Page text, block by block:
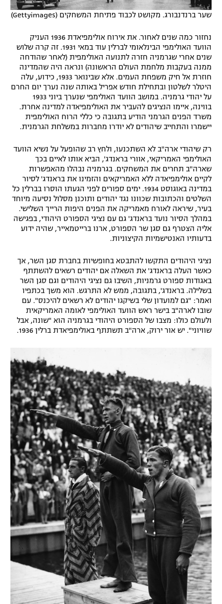
שער ברנדנבורג. מקושט לכבוד פתיחת המשחקים (Gettyimages)
נחזור כמה שנים לאחור. את אירוח אולימפיאדת 1936 העניק
הוועד האולימפי הבינלאומי לברלין עוד במאי 1931. זה קרה שלוש
שנים אחרי שגרמניה חזרה לתנועה האולימפית (לאחר שהודחה
ממנה בעקבות מלחמת העולם הראשונה) ונראה היה שהמדינה
חוזרת אל חיק משפחת העמים. אלא שבינואר 1933, כידוע, עלה
היטלר לשלטון ובתחילת חודש אפריל באותה שנה נערך יום החרם
על יהודי גרמניה. במושב הוועד האולימפי שנערך ביוני 1933
בווינה, איימו הנציגים להעביר את האולימפיאדה למדינה אחרת.
משרד הפנים הגרמני הודיע בתגובה כי כללי הרוח האולימפית
יישמרו והתחייב שיהודים לא יודרו מחברות במשלחת הגרמנית.
רק שיהודי ארה"ב לא השתכנעו, ולחץ רב שהופעל על נשיא הוועד
האולימפי האמריקאי, אוורי בראנדג', הביא אותו לאיים בכך
שארה"ב תחרים את המשחקים. בגרמניה נבהלו מהאפשרות
לקיים אולימפיאדה ללא האמריקאים והזמינו את בראנדג' לסיור
במדינה באוגוסט 1934. ימים ספורים לפני הגעתו הוסרו בברלין כל
השלטים והכתובות שכוונו נגד יהודים ותוכנן מסלול נסיעה מיוחד
בעיר, שיראה לאורח מאמריקה את הפנים היפות הרייך השלישי.
במהלך הסיור נועד בראנדג' גם עם נציגי הספורט היהודי, בפגישה
אליה הצטרף גם סגן שר הספורט, ארנו ברייטמאייר, שהיה ידוע
בדעותיו האנטישמיות הקיצוניות.
נציגי היהודים התקשו להתבטא בחופשיות בחברת סגן השר, אך
כאשר העלה בראנדג' את השאלה אם יהודים רשאים להשתתף
באגודות ספורט גרמניות, השיבו גם נציגי היהודים וגם סגן השר
בשלילה. בראנדג', בתגובה, ממש לא התרגש. הוא משך בכתפיו
ואמר: "גם למועדון שלי בשיקגו יהודים לא רשאים להיכנס". עם
שובו לארה"ב בישר ראש הוועד האולימפי לאומה האמריקאית
ולעולם כולו: מצבו של הספורט היהודי בגרמניה הוא "שונה, אבל
שוויוני". יש אור ירוק, ארה"ב תשתתף באולימפיאדת ברלין 1936.